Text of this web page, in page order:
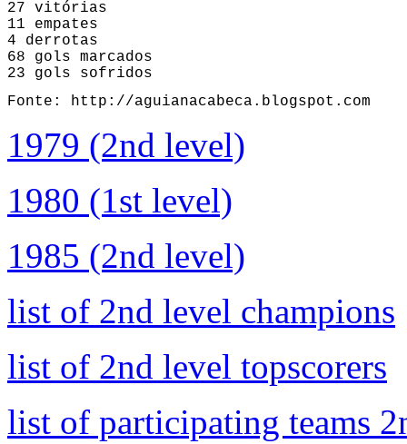
27 vitórias
11 empates
4 derrotas
68 gols marcados
23 gols sofridos
Fonte: http://aguianacabeca.blogspot.com
1979 (2nd level)
1980 (1st level)
1985 (2nd level)
list of 2nd level champions
list of 2nd level topscorers
list of participating teams